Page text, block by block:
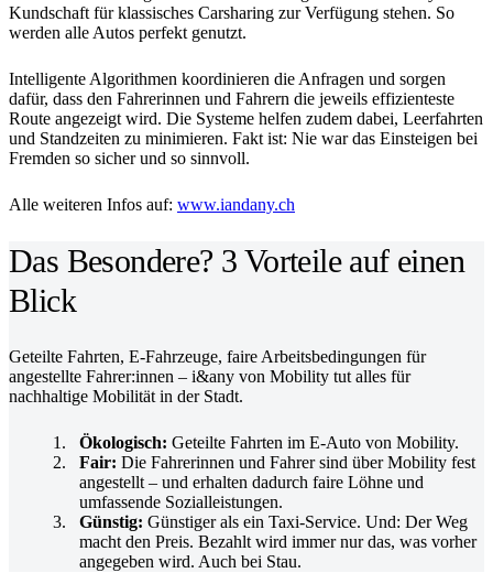
Kundschaft für klassisches Carsharing zur Verfügung stehen. So
werden alle Autos perfekt genutzt.
Intelligente Algorithmen koordinieren die Anfragen und sorgen
dafür, dass den Fahrerinnen und Fahrern die jeweils effizienteste
Route angezeigt wird. Die Systeme helfen zudem dabei, Leerfahrten
und Standzeiten zu minimieren. Fakt ist: Nie war das Einsteigen bei
Fremden so sicher und so sinnvoll.
Alle weiteren Infos auf: www.iandany.ch
Das Besondere? 3 Vorteile auf einen
Blick
Geteilte Fahrten, E-Fahrzeuge, faire Arbeitsbedingungen für
angestellte Fahrer:innen – i&any von Mobility tut alles für
nachhaltige Mobilität in der Stadt.
Ökologisch: Geteilte Fahrten im E-Auto von Mobility.
Fair: Die Fahrerinnen und Fahrer sind über Mobility fest
angestellt – und erhalten dadurch faire Löhne und
umfassende Sozialleistungen.
Günstig: Günstiger als ein Taxi-Service. Und: Der Weg
macht den Preis. Bezahlt wird immer nur das, was vorher
angegeben wird. Auch bei Stau.